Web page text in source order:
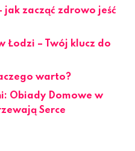
jak zacząć zdrowo jeść
Łodzi – Twój klucz do
warto?
Obiady Domowe w
Serce